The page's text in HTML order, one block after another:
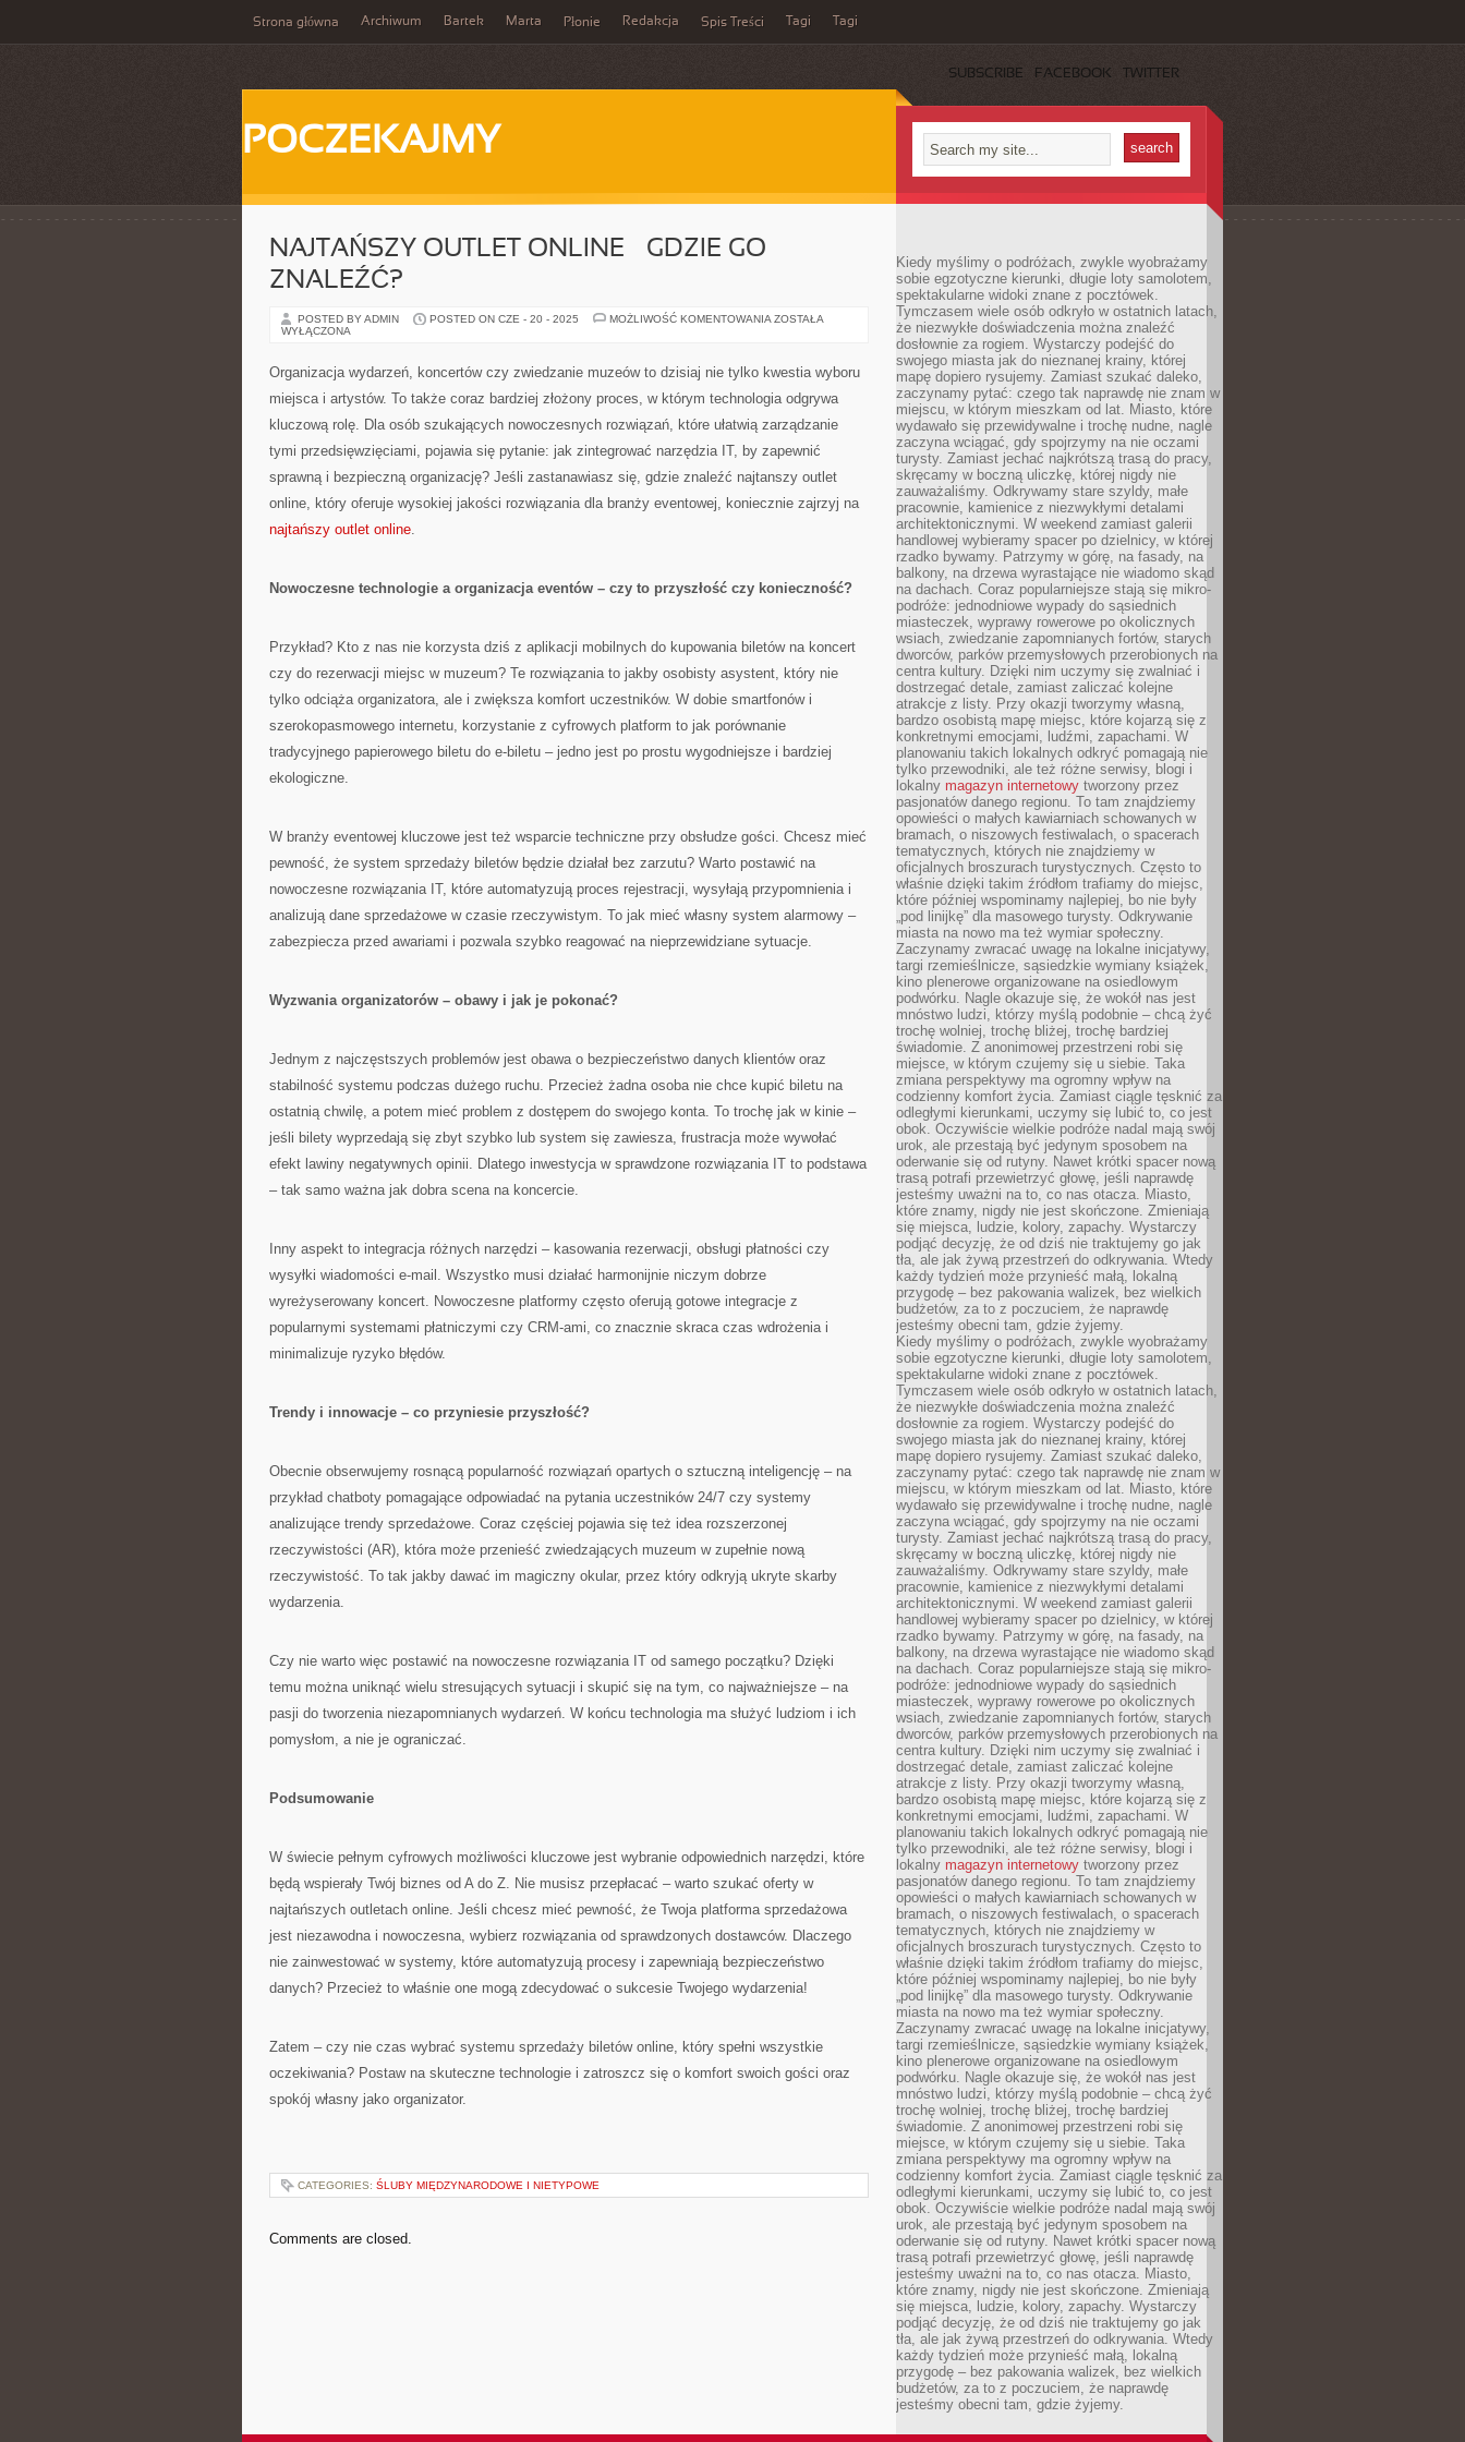
Strona główna Archiwum Bartek Marta Płonie Redakcja Spis Treści Tagi Tagi
SUBSCRIBE FACEBOOK TWITTER
POCZEKAJMY
NAJTAŃSZY OUTLET ONLINE – GDZIE GO
ZNALEŹĆ?
POSTED BY ADMIN POSTED ON CZE - 20 - 2025 MOŻLIWOŚĆ KOMENTOWANIA NAJTAŃSZY
GDZIE
GO
ZOSTAŁA
WYŁĄCZONA
Organizacja wydarzeń, koncertów czy zwiedzanie muzeów to dzisiaj nie tylko kwestia wyboru
miejsca i artystów. To także coraz bardziej złożony proces, w którym technologia odgrywa
kluczową rolę. Dla osób szukających nowoczesnych rozwiązań, które ułatwią zarządzanie
tymi przedsięwzięciami, pojawia się pytanie: jak zintegrować narzędzia IT, by zapewnić
sprawną i bezpieczną organizację? Jeśli zastanawiasz się, gdzie znaleźć najtanszy outlet
online, który oferuje wysokiej jakości rozwiązania dla branży eventowej, koniecznie zajrzyj na
najtańszy outlet online.
Nowoczesne technologie a organizacja eventów – czy to przyszłość czy konieczność?
Przykład? Kto z nas nie korzysta dziś z aplikacji mobilnych do kupowania biletów na koncert
czy do rezerwacji miejsc w muzeum? Te rozwiązania to jakby osobisty asystent, który nie
tylko odciąża organizatora, ale i zwiększa komfort uczestników. W dobie smartfonów i
szerokopasmowego internetu, korzystanie z cyfrowych platform to jak porównanie
tradycyjnego papierowego biletu do e-biletu – jedno jest po prostu wygodniejsze i bardziej
ekologiczne.
W branży eventowej kluczowe jest też wsparcie techniczne przy obsłudze gości. Chcesz mieć
pewność, że system sprzedaży biletów będzie działał bez zarzutu? Warto postawić na
nowoczesne rozwiązania IT, które automatyzują proces rejestracji, wysyłają przypomnienia i
analizują dane sprzedażowe w czasie rzeczywistym. To jak mieć własny system alarmowy –
zabezpiecza przed awariami i pozwala szybko reagować na nieprzewidziane sytuacje.
Wyzwania organizatorów – obawy i jak je pokonać?
Jednym z najczęstszych problemów jest obawa o bezpieczeństwo danych klientów oraz
stabilność systemu podczas dużego ruchu. Przecież żadna osoba nie chce kupić biletu na
ostatnią chwilę, a potem mieć problem z dostępem do swojego konta. To trochę jak w kinie –
jeśli bilety wyprzedają się zbyt szybko lub system się zawiesza, frustracja może wywołać
efekt lawiny negatywnych opinii. Dlatego inwestycja w sprawdzone rozwiązania IT to podstawa
– tak samo ważna jak dobra scena na koncercie.
Inny aspekt to integracja różnych narzędzi – kasowania rezerwacji, obsługi płatności czy
wysyłki wiadomości e-mail. Wszystko musi działać harmonijnie niczym dobrze
wyreżyserowany koncert. Nowoczesne platformy często oferują gotowe integracje z
popularnymi systemami płatniczymi czy CRM-ami, co znacznie skraca czas wdrożenia i
minimalizuje ryzyko błędów.
Trendy i innowacje – co przyniesie przyszłość?
Obecnie obserwujemy rosnącą popularność rozwiązań opartych o sztuczną inteligencję – na
przykład chatboty pomagające odpowiadać na pytania uczestników 24/7 czy systemy
analizujące trendy sprzedażowe. Coraz częściej pojawia się też idea rozszerzonej
rzeczywistości (AR), która może przenieść zwiedzających muzeum w zupełnie nową
rzeczywistość. To tak jakby dawać im magiczny okular, przez który odkryją ukryte skarby
wydarzenia.
Czy nie warto więc postawić na nowoczesne rozwiązania IT od samego początku? Dzięki
temu można uniknąć wielu stresujących sytuacji i skupić się na tym, co najważniejsze – na
pasji do tworzenia niezapomnianych wydarzeń. W końcu technologia ma służyć ludziom i ich
pomysłom, a nie je ograniczać.
Podsumowanie
W świecie pełnym cyfrowych możliwości kluczowe jest wybranie odpowiednich narzędzi, które
będą wspierały Twój biznes od A do Z. Nie musisz przepłacać – warto szukać oferty w
najtańszych outletach online. Jeśli chcesz mieć pewność, że Twoja platforma sprzedażowa
jest niezawodna i nowoczesna, wybierz rozwiązania od sprawdzonych dostawców. Dlaczego
nie zainwestować w systemy, które automatyzują procesy i zapewniają bezpieczeństwo
danych? Przecież to właśnie one mogą zdecydować o sukcesie Twojego wydarzenia!
Zatem – czy nie czas wybrać systemu sprzedaży biletów online, który spełni wszystkie
oczekiwania? Postaw na skuteczne technologie i zatroszcz się o komfort swoich gości oraz
spokój własny jako organizator.
CATEGORIES: ŚLUBY MIĘDZYNARODOWE I NIETYPOWE
Comments are closed.
Kiedy myślimy o podróżach, zwykle wyobrażamy
sobie egzotyczne kierunki, długie loty samolotem,
spektakularne widoki znane z pocztówek.
Tymczasem wiele osób odkryło w ostatnich latach,
że niezwykłe doświadczenia można znaleźć
dosłownie za rogiem. Wystarczy podejść do
swojego miasta jak do nieznanej krainy, której
mapę dopiero rysujemy. Zamiast szukać daleko,
zaczynamy pytać: czego tak naprawdę nie znam w
miejscu, w którym mieszkam od lat. Miasto, które
wydawało się przewidywalne i trochę nudne, nagle
zaczyna wciągać, gdy spojrzymy na nie oczami
turysty. Zamiast jechać najkrótszą trasą do pracy,
skręcamy w boczną uliczkę, której nigdy nie
zauważaliśmy. Odkrywamy stare szyldy, małe
pracownie, kamienice z niezwykłymi detalami
architektonicznymi. W weekend zamiast galerii
handlowej wybieramy spacer po dzielnicy, w której
rzadko bywamy. Patrzymy w górę, na fasady, na
balkony, na drzewa wyrastające nie wiadomo skąd
na dachach. Coraz popularniejsze stają się mikro-
podróże: jednodniowe wypady do sąsiednich
miasteczek, wyprawy rowerowe po okolicznych
wsiach, zwiedzanie zapomnianych fortów, starych
dworców, parków przemysłowych przerobionych na
centra kultury. Dzięki nim uczymy się zwalniać i
dostrzegać detale, zamiast zaliczać kolejne
atrakcje z listy. Przy okazji tworzymy własną,
bardzo osobistą mapę miejsc, które kojarzą się z
konkretnymi emocjami, ludźmi, zapachami. W
planowaniu takich lokalnych odkryć pomagają nie
tylko przewodniki, ale też różne serwisy, blogi i
lokalny magazyn internetowy tworzony przez
pasjonatów danego regionu. To tam znajdziemy
opowieści o małych kawiarniach schowanych w
bramach, o niszowych festiwalach, o spacerach
tematycznych, których nie znajdziemy w
oficjalnych broszurach turystycznych. Często to
właśnie dzięki takim źródłom trafiamy do miejsc,
które później wspominamy najlepiej, bo nie były
„pod linijkę” dla masowego turysty. Odkrywanie
miasta na nowo ma też wymiar społeczny.
Zaczynamy zwracać uwagę na lokalne inicjatywy,
targi rzemieślnicze, sąsiedzkie wymiany książek,
kino plenerowe organizowane na osiedlowym
podwórku. Nagle okazuje się, że wokół nas jest
mnóstwo ludzi, którzy myślą podobnie – chcą żyć
trochę wolniej, trochę bliżej, trochę bardziej
świadomie. Z anonimowej przestrzeni robi się
miejsce, w którym czujemy się u siebie. Taka
zmiana perspektywy ma ogromny wpływ na
codzienny komfort życia. Zamiast ciągle tęsknić za
odległymi kierunkami, uczymy się lubić to, co jest
obok. Oczywiście wielkie podróże nadal mają swój
urok, ale przestają być jedynym sposobem na
oderwanie się od rutyny. Nawet krótki spacer nową
trasą potrafi przewietrzyć głowę, jeśli naprawdę
jesteśmy uważni na to, co nas otacza. Miasto,
które znamy, nigdy nie jest skończone. Zmieniają
się miejsca, ludzie, kolory, zapachy. Wystarczy
podjąć decyzję, że od dziś nie traktujemy go jak
tła, ale jak żywą przestrzeń do odkrywania. Wtedy
każdy tydzień może przynieść małą, lokalną
przygodę – bez pakowania walizek, bez wielkich
budżetów, za to z poczuciem, że naprawdę
jesteśmy obecni tam, gdzie żyjemy.
Kiedy myślimy o podróżach, zwykle wyobrażamy
sobie egzotyczne kierunki, długie loty samolotem,
spektakularne widoki znane z pocztówek.
Tymczasem wiele osób odkryło w ostatnich latach,
że niezwykłe doświadczenia można znaleźć
dosłownie za rogiem. Wystarczy podejść do
swojego miasta jak do nieznanej krainy, której
mapę dopiero rysujemy. Zamiast szukać daleko,
zaczynamy pytać: czego tak naprawdę nie znam w
miejscu, w którym mieszkam od lat. Miasto, które
wydawało się przewidywalne i trochę nudne, nagle
zaczyna wciągać, gdy spojrzymy na nie oczami
turysty. Zamiast jechać najkrótszą trasą do pracy,
skręcamy w boczną uliczkę, której nigdy nie
zauważaliśmy. Odkrywamy stare szyldy, małe
pracownie, kamienice z niezwykłymi detalami
architektonicznymi. W weekend zamiast galerii
handlowej wybieramy spacer po dzielnicy, w której
rzadko bywamy. Patrzymy w górę, na fasady, na
balkony, na drzewa wyrastające nie wiadomo skąd
na dachach. Coraz popularniejsze stają się mikro-
podróże: jednodniowe wypady do sąsiednich
miasteczek, wyprawy rowerowe po okolicznych
wsiach, zwiedzanie zapomnianych fortów, starych
dworców, parków przemysłowych przerobionych na
centra kultury. Dzięki nim uczymy się zwalniać i
dostrzegać detale, zamiast zaliczać kolejne
atrakcje z listy. Przy okazji tworzymy własną,
bardzo osobistą mapę miejsc, które kojarzą się z
konkretnymi emocjami, ludźmi, zapachami. W
planowaniu takich lokalnych odkryć pomagają nie
tylko przewodniki, ale też różne serwisy, blogi i
lokalny magazyn internetowy tworzony przez
pasjonatów danego regionu. To tam znajdziemy
opowieści o małych kawiarniach schowanych w
bramach, o niszowych festiwalach, o spacerach
tematycznych, których nie znajdziemy w
oficjalnych broszurach turystycznych. Często to
właśnie dzięki takim źródłom trafiamy do miejsc,
które później wspominamy najlepiej, bo nie były
„pod linijkę” dla masowego turysty. Odkrywanie
miasta na nowo ma też wymiar społeczny.
Zaczynamy zwracać uwagę na lokalne inicjatywy,
targi rzemieślnicze, sąsiedzkie wymiany książek,
kino plenerowe organizowane na osiedlowym
podwórku. Nagle okazuje się, że wokół nas jest
mnóstwo ludzi, którzy myślą podobnie – chcą żyć
trochę wolniej, trochę bliżej, trochę bardziej
świadomie. Z anonimowej przestrzeni robi się
miejsce, w którym czujemy się u siebie. Taka
zmiana perspektywy ma ogromny wpływ na
codzienny komfort życia. Zamiast ciągle tęsknić za
odległymi kierunkami, uczymy się lubić to, co jest
obok. Oczywiście wielkie podróże nadal mają swój
urok, ale przestają być jedynym sposobem na
oderwanie się od rutyny. Nawet krótki spacer nową
trasą potrafi przewietrzyć głowę, jeśli naprawdę
jesteśmy uważni na to, co nas otacza. Miasto,
które znamy, nigdy nie jest skończone. Zmieniają
się miejsca, ludzie, kolory, zapachy. Wystarczy
podjąć decyzję, że od dziś nie traktujemy go jak
tła, ale jak żywą przestrzeń do odkrywania. Wtedy
każdy tydzień może przynieść małą, lokalną
przygodę – bez pakowania walizek, bez wielkich
budżetów, za to z poczuciem, że naprawdę
jesteśmy obecni tam, gdzie żyjemy.